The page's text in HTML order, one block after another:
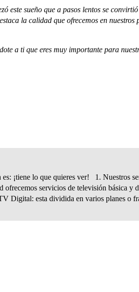
este sueño que a pasos lentos se
la calidad que ofrecemos en nuestros
a ti que eres muy importante para
es: ¡tiene lo que quieres ver! 1. Nuestros
servicios de televisión básica y
Digital: esta dividida en varios planes o